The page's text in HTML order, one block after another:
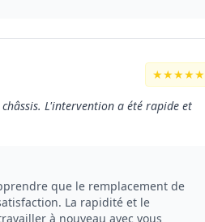
★★★★★
L'intervention a été rapide et
que le remplacement de
La rapidité et le
à nouveau avec vous